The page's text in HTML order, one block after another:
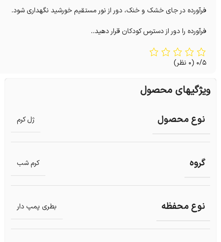
فرآورده در جای خشک و خنک، دور از نور مستقیم خورشید نگهداری شود.
فرآورده را دور از دسترس کودکان قرار دهید..
0/5 (0 نظر)
ویژگیهای محصول
نوع محصول ژل کرم
گروه کرم شب
نوع محفظه بطری پمپ دار